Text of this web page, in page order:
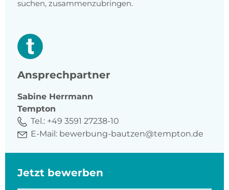
suchen, zusammenzubringen.
Ansprechpartner
Sabine Herrmann
Tempton
Tel.: +49 3591 27238-10
E-Mail: bewerbung-bautzen@tempton.de
Jetzt bewerben